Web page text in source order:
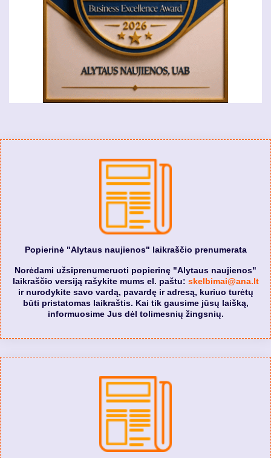
Popierinė "Alytaus naujienos" laikraščio prenumerata
Norėdami užsiprenumeruoti popierinę "Alytaus naujienos"
laikraščio versiją rašykite mums el. paštu: skelbimai@ana.lt
ir nurodykite savo vardą, pavardę ir adresą, kuriuo turėtų
būti pristatomas laikraštis. Kai tik gausime jūsų laišką,
informuosime Jus dėl tolimesnių žingsnių.